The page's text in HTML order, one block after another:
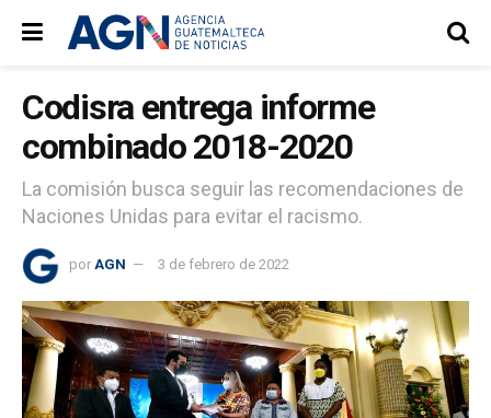
Codisra entrega informe
combinado 2018-2020
La comisión busca seguir las recomendaciones de
Naciones Unidas para evitar el racismo.
por AGN 3 de febrero de 2022